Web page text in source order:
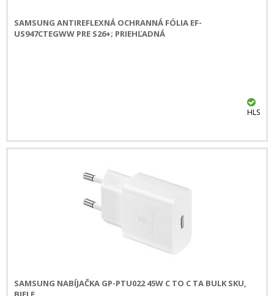
SAMSUNG ANTIREFLEXNÁ OCHRANNÁ FÓLIA EF-
US947CTEGWW PRE S26+; PRIEHĽADNÁ
HLS
SAMSUNG NABÍJAČKA GP-PTU022 45W C TO C TA BULK SKU,